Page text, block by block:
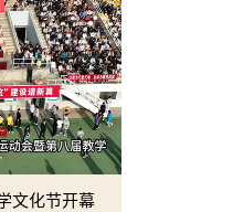
文化节开幕